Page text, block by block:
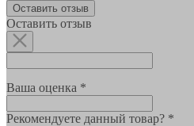
Оставить отзыв
Оставить отзыв
Ваша оценка *
Рекомендуете данный товар? *